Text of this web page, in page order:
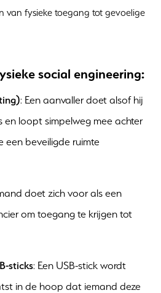
van fysieke toegang tot gevoelige
social engineering:
: Een aanvaller doet alsof hij
en loopt simpelweg mee achter
een beveiligde ruimte
doet zich voor als een
om toegang te krijgen tot
sticks: Een USB-stick wordt
in de hoop dat iemand deze